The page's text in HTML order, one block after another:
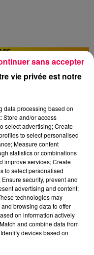
vie privée est notre
data processing based on
Store and/or access
select advertising; Create
to select personalised
Measure content
statistics or combinations
improve services; Create
to select personalised
security, prevent and
advertising and content;
technologies may
browsing data to offer
on information actively
and combine data from
devices based on
sans accepter